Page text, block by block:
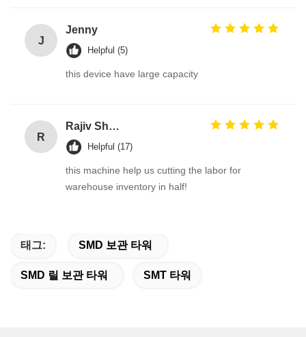
J
Jenny
Helpful (5)
this device have large capacity
R
Rajiv Sharma
Helpful (17)
this machine help us cutting the labor for
warehouse inventory in half!
태그: SMD 보관 타워
SMD 릴 보관 타워 SMT 타워